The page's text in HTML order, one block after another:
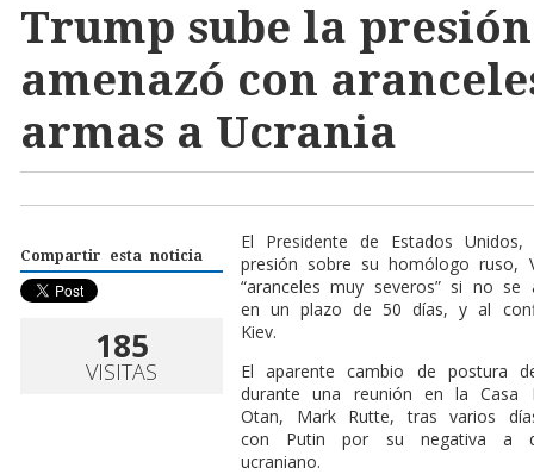
Trump sube la
amenazó con
armas a Ucrania
Compartir esta noticia
185
VISITAS
El Presidente de Estados
presión sobre su homólogo ruso,
“aranceles muy severos” si no
en un plazo de 50 días, y al
Kiev.
El aparente cambio de postura
durante una reunión en la Casa
Otan, Mark Rutte, tras varios
con Putin por su negativa a
ucraniano.